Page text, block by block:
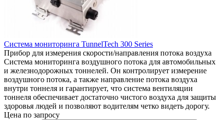
Система мониторинга TunnelTech 300 Series
Прибор для измерения скорости/направления потока воздуха
Система мониторинга воздушного потока для автомобильных
и железнодорожных тоннелей. Он контролирует измерение
воздушного потока, а также направление потока воздуха
внутри тоннеля и гарантирует, что система вентиляции
тоннеля обеспечивает достаточно чистого воздуха для защиты
здоровья людей и позволяют водителям четко видеть дорогу.
Цена по запросу